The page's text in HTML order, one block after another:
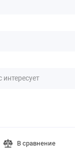
В сравнение